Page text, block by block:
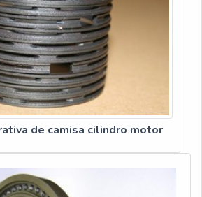
de camisa cilindro motor